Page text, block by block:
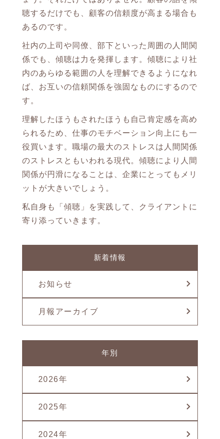
新着情報
お知らせ
月報アーカイブ
年別
2026年
2025年
2024年
聴するだけでも、顧客の信頼度が高まる場合も
あるのです。
社内の上司や同僚、部下といった周囲の人間関
係でも、傾聴は力を発揮します。傾聴により社
内のあらゆる範囲の人を理解できるようになれ
ば、お互いの信頼関係を強固なものにするので
す。
理解したほうもされたほうも自己肯定感を高め
られるため、仕事のモチベーション向上にも一
役買います。職場の最大のストレスは人間関係
のストレスともいわれる現代。傾聴により人間
関係が円滑になることは、企業にとってもメリ
ットが大きいでしょう。
私自身も「傾聴」を実践して、クライアントに
寄り添っていきます。